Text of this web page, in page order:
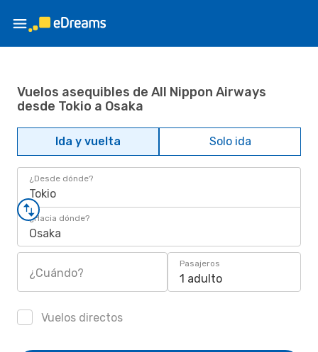
Vuelos asequibles de All Nippon Airways
desde Tokio a Osaka
Ida y vuelta Solo ida
¿Desde dónde?
Tokio
¿Hacia dónde?
Osaka
¿Cuándo?
Pasajeros
1 adulto
Vuelos directos